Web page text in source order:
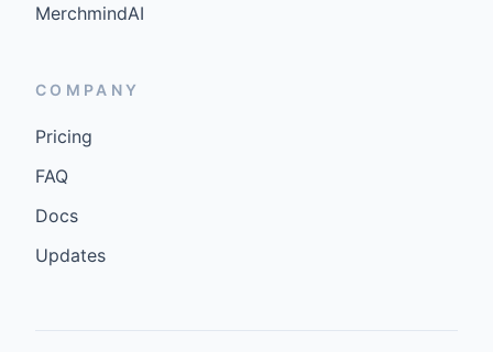
MerchmindAI
COMPANY
Pricing
FAQ
Docs
Updates